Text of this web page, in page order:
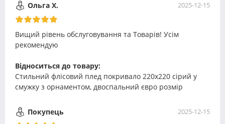
Ольга Х. 2025-12-15
Вищий рівень обслуговування та Товарів! Усім
рекомендую
Відноситься до товару:
Стильний флісовий плед покривало 220х220 сірий у
смужку з орнаментом, двоспальний євро розмір
Покупець 2025-12-15